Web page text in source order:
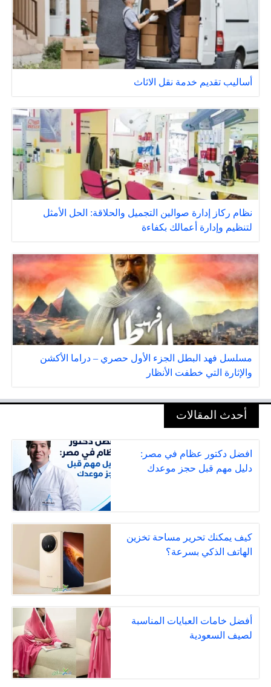
أساليب تقديم خدمة نقل الاثاث
نظام ركاز إدارة صوالين التجميل والحلاقة: الحل الأمثل
لتنظيم وإدارة أعمالك بكفاءة
مسلسل فهد البطل الجزء الأول حصري – دراما الأكشن
والإثارة التي خطفت الأنظار
أحدث المقالات
افضل دكتور عظام في مصر:
دليل مهم قبل حجز موعدك
كيف يمكنك تحرير مساحة تخزين
الهاتف الذكي بسرعة؟
أفضل خامات العبايات المناسبة
لصيف السعودية